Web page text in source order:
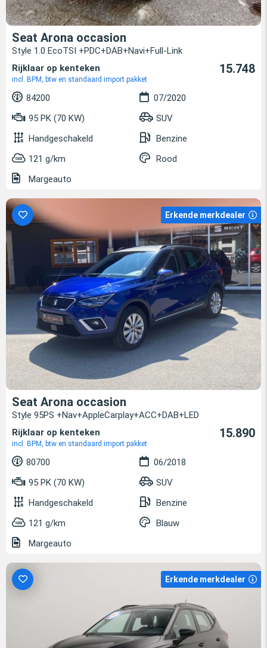
Seat Arona occasion
Style 1.0 EcoTSI +PDC+DAB+Navi+Full-Link
Rijklaar op kenteken
incl. BPM, btw en standaard import pakket
15.748
84200
07/2020
95 PK (70 KW)
SUV
Handgeschakeld
Benzine
121 g/km
Rood
Margeauto
Erkende merkdealer
Seat Arona occasion
Style 95PS +Nav+AppleCarplay+ACC+DAB+LED
Rijklaar op kenteken
incl. BPM, btw en standaard import pakket
15.890
80700
06/2018
95 PK (70 KW)
SUV
Handgeschakeld
Benzine
121 g/km
Blauw
Margeauto
Erkende merkdealer